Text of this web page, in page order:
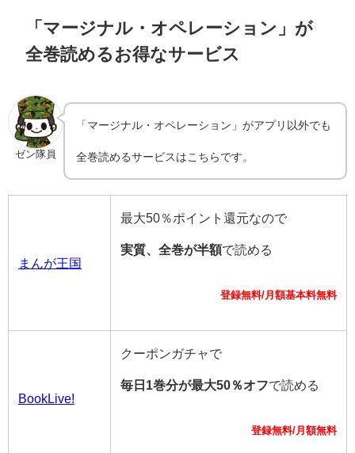
「マージナル・オペレーション」が
全巻読めるお得なサービス
ゼン隊員
「マージナル・オペレーション」がアプリ以外でも
全巻読めるサービスはこちらです。
まんが王国
最大50％ポイント還元なので
実質、全巻が半額で読める
登録無料/月額基本料無料
BookLive!
クーポンガチャで
毎日1巻分が最大50％オフで読める
登録無料/月額無料